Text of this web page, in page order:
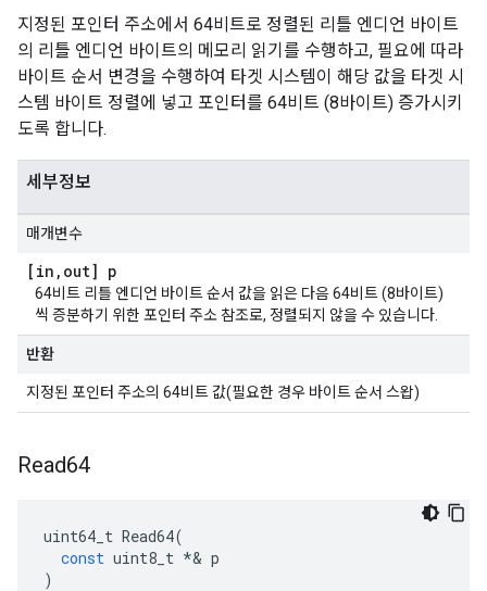
지정된 포인터 주소에서 64비트로 정렬된 리틀 엔디언 바이트
의 리틀 엔디언 바이트의 메모리 읽기를 수행하고, 필요에 따라
바이트 순서 변경을 수행하여 타겟 시스템이 해당 값을 타겟 시
스템 바이트 정렬에 넣고 포인터를 64비트 (8바이트) 증가시키
도록 합니다.
세부정보
매개변수
[in , out] p
64비트 리틀 엔디언 바이트 순서 값을 읽은 다음 64비트 (8바이트)
씩 증분하기 위한 포인터 주소 참조로, 정렬되지 않을 수 있습니다.
반환
지정된 포인터 주소의 64비트 값(필요한 경우 바이트 순서 스왑)
Read64
uint64_t Read64(
const uint8_t *& p
)